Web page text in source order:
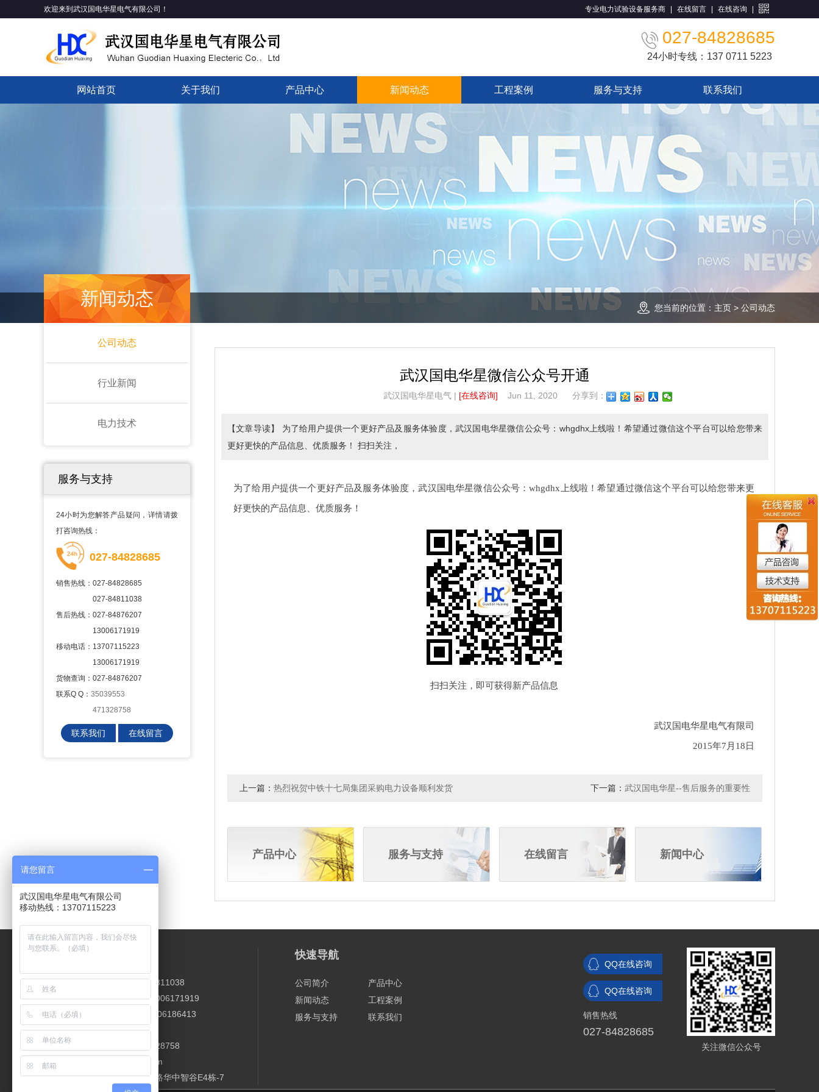
欢迎来到武汉国电华星电气有限公司！ 专业电力试验设备服务商 在线留言 在线咨询
027-84828685
24小时专线：137 0711 5223
网站首页 关于我们 产品中心
产品目录
产品证书
资料下载
新闻动态
公司动态
行业新闻
电力技术
工程案例 服务与支持
售后服务
技术指导
在线留言
联系我们
联系方式
企业位置
人才策略
您当前的位置： 主页 > 公司动态
新闻动态
公司动态
行业新闻
电力技术
服务与支持
24小时为您解答产品疑问，详情请拨
打咨询热线：
027-84828685
销售热线：027-84828685
027-84811038
售后热线：027-84876207
13006171919
移动电话：13707115223
13006171919
货物查询：027-84876207
联系Q Q： 35039553
471328758
联系我们 在线留言
武汉国电华星微信公众号开通
武汉国电华星电气 | [在线咨询] Jun 11, 2020 分享到：
【文章导读】 为了给用户提供一个更好产品及服务体验度，武汉国电华星微信公众号：whgdhx上线啦！希望通过微信这个平台可以给您带来
更好更快的产品信息、优质服务！ 扫扫关注，
为了给用户提供一个更好产品及服务体验度，武汉国电华星微信公众号：whgdhx上线啦！希望通过微信这个平台可以给您带来更
好更快的产品信息、优质服务！
扫扫关注，即可获得新产品信息
武汉国电华星电气有限司
2015年7月18日
上一篇： 热烈祝贺中铁十七局集团采购电力设备顺利发货 下一篇： 武汉国电华星--售后服务的重要性
产品中心 服务与支持 在线留言 新闻中心
联系方式
销售电话：027-84828685 84811038
售后电话：027-84876207 13006171919
移动电话：13707115223 13006186413
物流查询：027-84876207
联系Q Q：1134660889 471328758
公司邮箱：hxdq@whgdhx.com
公司地址：武汉市汉阳区海棠路华中智谷E4栋-7
快速导航
公司简介
产品中心
新闻动态
工程案例
服务与支持
联系我们
QQ在线咨询
QQ在线咨询
销售热线
027-84828685
关注微信公众号
请您留言
武汉国电华星电气有限公司
移动热线：13707115223